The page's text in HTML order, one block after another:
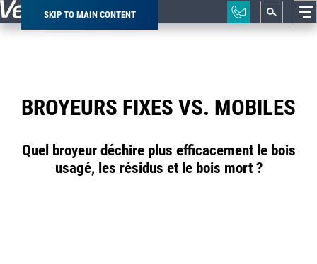
SKIP TO MAIN CONTENT
Breadcrumb
BROYEURS FIXES VS. MOBILES
Quel broyeur déchire plus efficacement le bois
usagé, les résidus et le bois mort ?